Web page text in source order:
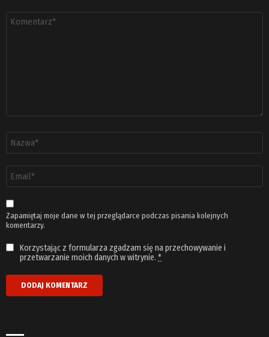
Komentarz
email
*
Zapamiętaj moje dane w tej przeglądarce podczas pisania kolejnych
komentarzy.
Korzystając z formularza zgadzam się na przechowywanie i
przetwarzanie moich danych w witrynie. *